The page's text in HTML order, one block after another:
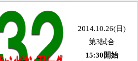
2014.10.26(日)
第3試合
15:30開始